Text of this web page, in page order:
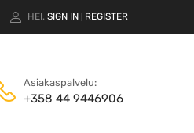
HEI. SIGN IN REGISTER
Asiakaspalvelu:
+358 44 9446906